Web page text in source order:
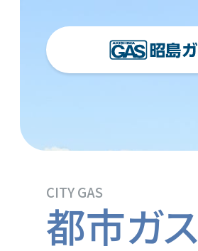
CITY GAS
都市ガス